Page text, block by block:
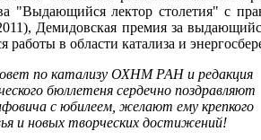
"Выдающийся лектор столетия" с
Демидовская премия за
в области катализа и
по катализу ОХНМ РАН и редакция
бюллетеня сердечно поздравляют
с юбилеем, желают ему крепкого
и новых творческих достижений!